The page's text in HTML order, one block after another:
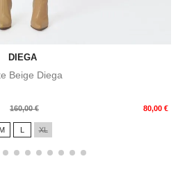
DIEGA
Beige Diega
160,00 € 80,00 €
M L XL